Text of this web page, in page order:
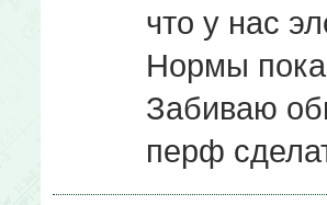
что у нас
Нормы пока
Забиваю
перф